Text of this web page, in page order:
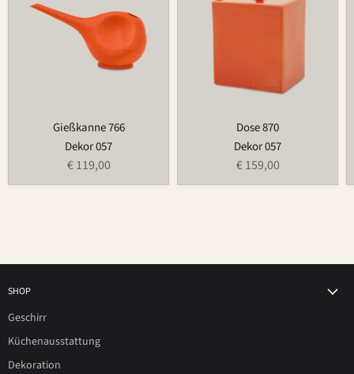
Gießkanne 766
Dekor 057
€ 119,00
Dose 870
Dekor 057
€ 159,00
SHOP
Geschirr
Küchenausstattung
Dekoration